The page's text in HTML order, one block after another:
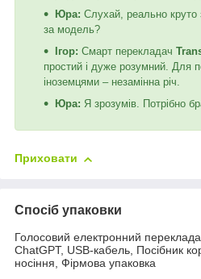
Юра: Слухай, реально
за модель?
Ігор: Смарт перекладач
простий і дуже розумний. Для
іноземцями – незамінна річ.
Юра: Я зрозумів. Потрібно
Приховати
Спосіб упаковки
Голосовий електронний
ChatGPT, USB-кабель, Посібник
носіння, Фірмова упаковка